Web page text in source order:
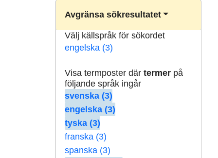
Avgränsa sökresultatet
Välj källspråk för sökordet
engelska (3)
Visa termposter där termerpå
följande språk ingår
svenska (3)
engelska (3)
tyska (3)
franska (3)
spanska (3)